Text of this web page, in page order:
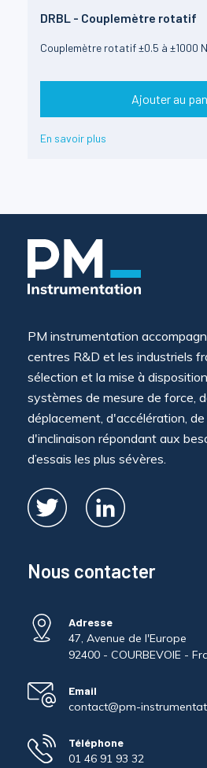
DRBL - Couplemètre rotatif
Couplemètre rotatif ±0.5 à ±1000
Ajouter au
En savoir plus
PM instrumentation
centres R&D et les industriels
sélection et la mise à
systèmes de mesure de force,
déplacement, d'accélération,
d'inclinaison répondant aux
d’essais les plus sévères.
Nous contacter
Adresse
47, Avenue de l'Europe
92400 - COURBEVOIE -
Email
contact@pm-
Téléphone
01 46 91 93 32